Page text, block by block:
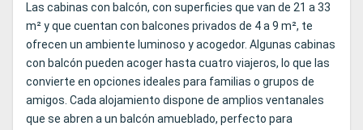
Las cabinas con balcón, con superficies que van de 21 a 33
m² y que cuentan con balcones privados de 4 a 9 m², te
ofrecen un ambiente luminoso y acogedor. Algunas cabinas
con balcón pueden acoger hasta cuatro viajeros, lo que las
convierte en opciones ideales para familias o grupos de
amigos. Cada alojamiento dispone de amplios ventanales
que se abren a un balcón amueblado, perfecto para